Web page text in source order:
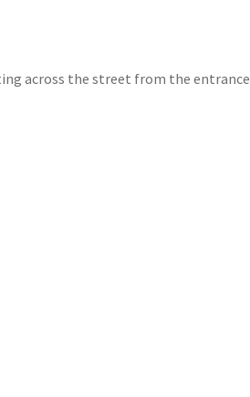
across the street from the entrance